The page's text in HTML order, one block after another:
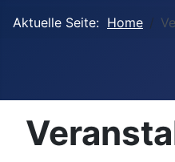
Aktuelle Seite: Home